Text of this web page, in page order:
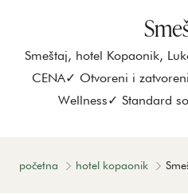
Smeštaj, hotel Kopaonik,
CENA✓ Otvoreni i
Wellness✓ Standard
početna hotel kopaonik